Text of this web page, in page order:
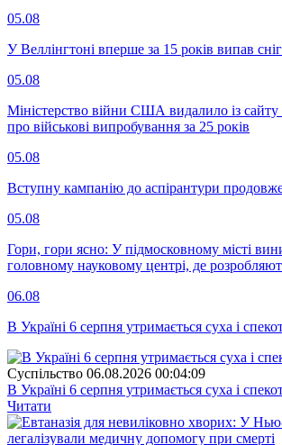
05.08
У Веллінгтоні вперше за 15 років випав сніг
05.08
Міністерство війни США видалило із сайту
про військові випробування за 25 років
05.08
Вступну кампанію до аспірантури
05.08
Гори, гори ясно: У підмосковному місті
головному науковому центрі, де
06.08
В Україні 6 серпня утримається суха і
Суспiльство 06.08.2026 00:04:09
В Україні 6 серпня утримається суха і
Читати